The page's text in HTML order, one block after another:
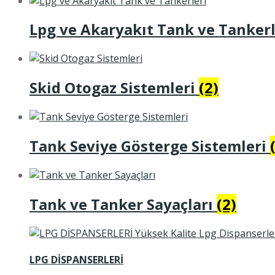
Lpg ve Akaryakıt Tank ve
Skid Otogaz Sistemleri (2)
Tank Seviye Gösterge Sistemleri
Tank ve Tanker Sayaçları (2)
LPG DİSPANSERLERİ